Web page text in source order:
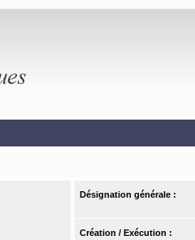
Désignation générale :
Création / Exécution :